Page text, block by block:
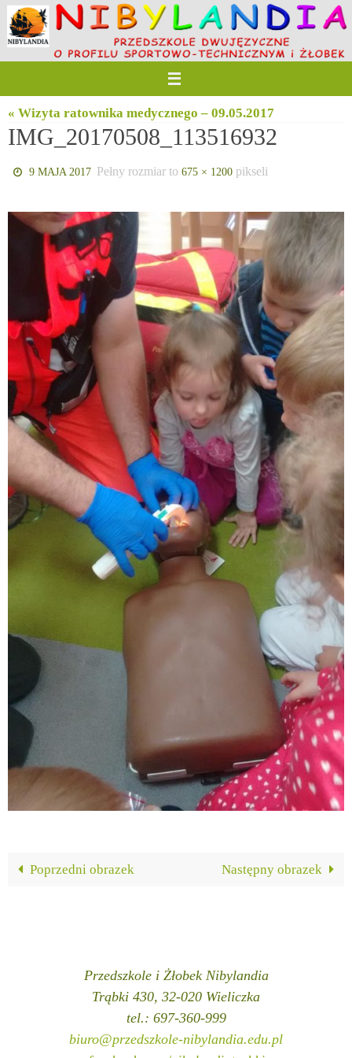
Przejdź
do
treści
« Wizyta ratownika medycznego – 09.05.2017
IMG_20170508_113516932
9 MAJA 2017 Pełny rozmiar to675 × 1200 pikseli
Poprzedni obrazek Następny obrazek
Przedszkole i Żłobek Nibylandia
Trąbki 430, 32-020 Wieliczka
tel.: 697-360-999
biuro@przedszkole-nibylandia.edu.pl